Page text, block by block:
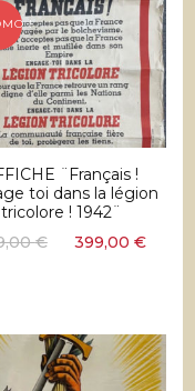
65,00 €.
45,00
!
¨Français !
toi dans la légion
tricolore ! 1942¨
€
Le
449,00 €.
399,00 €